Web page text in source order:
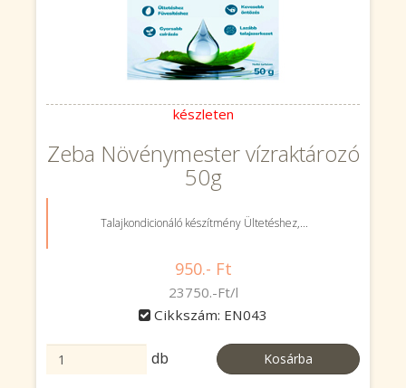
készleten
Zeba Növénymester vízraktározó
50g
Talajkondicionáló készítmény Ültetéshez,...
950.- Ft
23750.-Ft/l
Cikkszám: EN043
db Kosárba